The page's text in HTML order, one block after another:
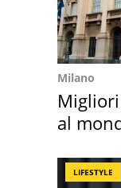
Milano
al
LIFESTYLE